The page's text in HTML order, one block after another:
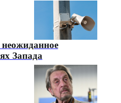
Запада